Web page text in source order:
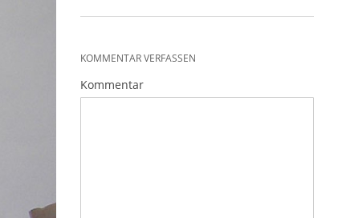
KOMMENTAR VERFASSEN
Kommentar